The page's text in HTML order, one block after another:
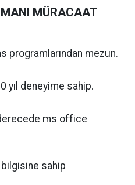
MÜRACAAT
programlarından mezun.
yıl deneyime sahip.
ms office
sahip